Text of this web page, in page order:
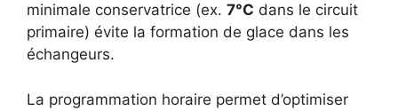
minimale conservatrice (ex. 7°C dans le circuit
primaire) évite la formation de glace dans les
échangeurs.
La programmation horaire permet d’optimiser